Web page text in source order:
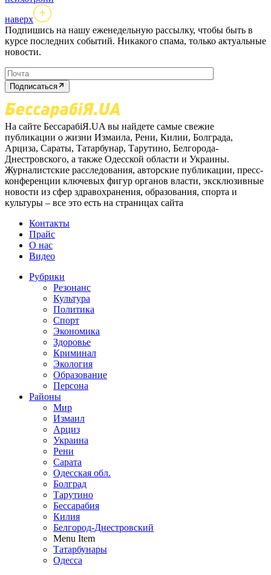
наверх
Подпишись на нашу еженедельную рассылку, чтобы быть в
курсе последних событий. Никакого спама, только актуальные
новости.
Подписаться
На сайте БессарабіЯ.UA вы найдете самые свежие
публикации о жизни Измаила, Рени, Килии, Болграда,
Арциза, Сараты, Татарбунар, Тарутино, Белгорода-
Днестровского, а также Одесской области и Украины.
Журналистские расследования, авторские публикации, пресс-
конференции ключевых фигур органов власти, эксклюзивные
новости из сфер здравохранения, образования, спорта и
культуры – все это есть на страницах сайта
Контакты
Прайс
О нас
Видео
Рубрики
Резонанс
Культура
Политика
Спорт
Экономика
Здоровье
Криминал
Экология
Образование
Персона
Районы
Мир
Измаил
Арциз
Украина
Рени
Сарата
Одесская обл.
Болград
Тарутино
Бессарабия
Килия
Белгород-Днестровский
Menu Item
Татарбунары
Одесса